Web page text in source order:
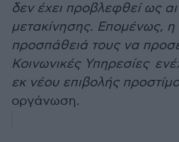
δεν έχει προβλεφθεί ως
μετακίνησης. Επομένως, η
προσπάθειά τους να
Κοινωνικές Υπηρεσίες
εκ νέου επιβολής
οργάνωση.